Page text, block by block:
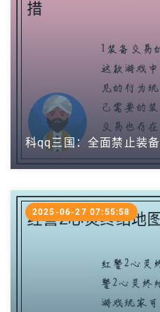
科qq三国：全面禁止装
2025-06-27 07:55:58